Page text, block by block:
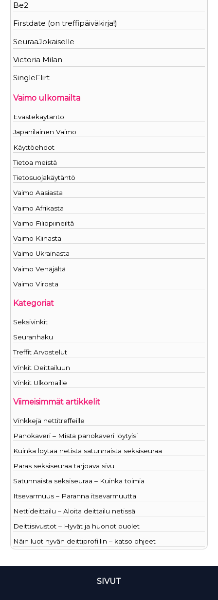
Be2
Firstdate (on treffipäiväkirja!)
SeuraaJokaiselle
Victoria Milan
SingleFlirt
Vaimo ulkomailta
Evästekäytäntö
Japanilainen Vaimo
Käyttöehdot
Tietoa meistä
Tietosuojakäytäntö
Vaimo Aasiasta
Vaimo Afrikasta
Vaimo Filippiineiltä
Vaimo Kiinasta
Vaimo Ukrainasta
Vaimo Venäjältä
Vaimo Virosta
Kategoriat
Seksivinkit
Seuranhaku
Treffit Arvostelut
Vinkit Deittailuun
Vinkit Ulkomaille
Viimeisimmät artikkelit
Vinkkejä nettitreffeille
Panokaveri – Mistä panokaveri löytyisi
Kuinka löytää netistä satunnaista seksiseuraa
Paras seksiseuraa tarjoava sivu
Satunnaista seksiseuraa – Kuinka toimia
Itsevarmuus – Paranna itsevarmuutta
Nettideittailu – Aloita deittailu netissä
Deittisivustot – Hyvät ja huonot puolet
Näin luot hyvän deittiprofiilin – katso ohjeet
SIVUT